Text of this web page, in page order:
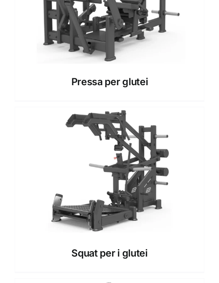
Pressa per glutei
Squat per i glutei